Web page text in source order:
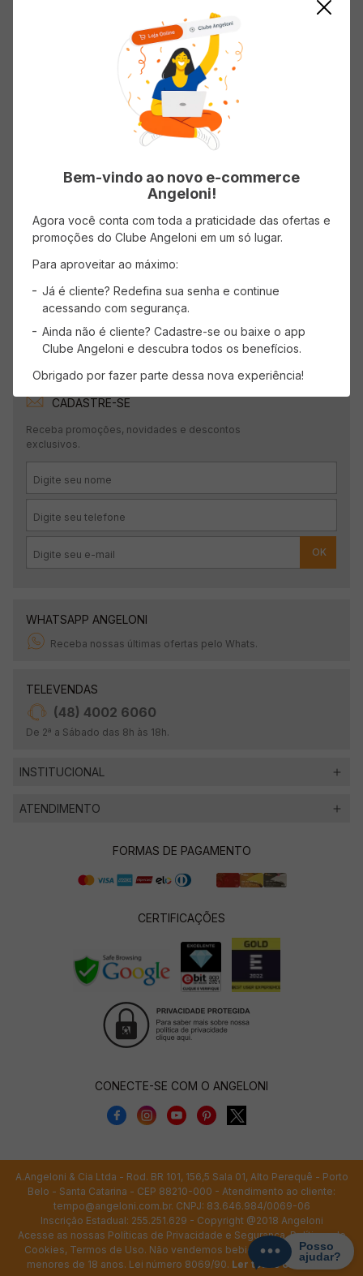
CADASTRE-SE
Receba promoções, novidades e descontos
exclusivos.
OK
WHATSAPP ANGELONI
Receba nossas últimas ofertas pelo Whats.
TELEVENDAS
(48) 4002 6060
De 2ª a Sábado das 8h às 18h.
INSTITUCIONAL
ATENDIMENTO
FORMAS DE PAGAMENTO
CERTIFICAÇÕES
CONECTE-SE COM O ANGELONI
A.Angeloni & Cia Ltda - Rod. BR 101, 156,5 Sala 01, Alto Perequê - Porto
Belo - Santa Catarina - CEP 88210-000 - Atendimento ao cliente:
tempo@angeloni.com.br. CNPJ: 83.646.984/0069-06
Inscrição Estadual: 255.251.629 - Copyright @2018 Angeloni
Acesse as nossas Políticas de Privacidade e Segurança,Políticas de
Cookies, Termos de Uso. Não vendemos bebidas alcoólicas para
menores de 18 anos. Lei número 8069/90. Ler todos os termos.
Bem-vindo ao novo e-commerce
Angeloni!
Agora você conta com toda a praticidade das ofertas e
promoções do Clube Angeloni em um só lugar.
Para aproveitar ao máximo:
Já é cliente? Redefina sua senha e continue
acessando com segurança.
Ainda não é cliente? Cadastre-se ou baixe o app
Clube Angeloni e descubra todos os benefícios.
Obrigado por fazer parte dessa nova experiência!